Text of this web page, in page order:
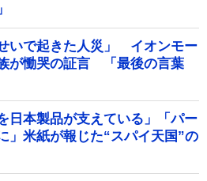
いで起きた人災」 イオンモー
が慟哭の証言 「最後の言葉
日本製品が支えている」「パー
」米紙が報じた“スパイ天国”の